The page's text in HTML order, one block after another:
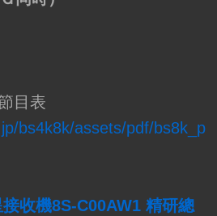
目表
bs4k8k/assets/pdf/bs8k_p
收機8S-C00AW1 精研總